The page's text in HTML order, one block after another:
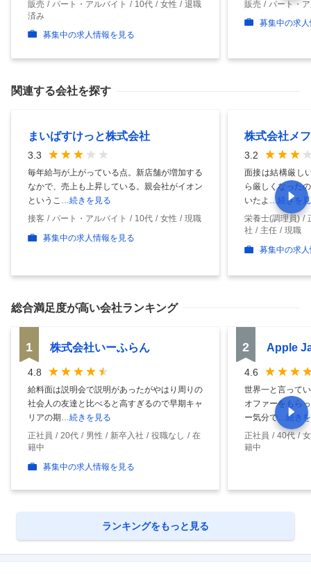
販売
パート・アルバイト 10代 女性
退職
済み
募集中の求人情報を見る
販売
パート・
募集中の求
関連する会社を探す
まいばすけっと株式会社
3.3
毎年給与が上がっている点。新店舗が増加する
なかで、売上も上昇している。親会社がイオン
というこ …続きを見る
接客
パート・アルバイト 10代 女性
現職
募集中の求人情報を見る
株式会社メ
3.2
面接は結構厳し
ら厳しくなった
いたよ …続きを
栄養士(調理員)
社
主任
現職
募集中の求
総合満足度が高い会社ランキング
1 株式会社いーふらん
4.8
給料面は説明会で説明があったがやはり周りの
社会人の友達と比べると高すぎるので早期キャ
リアの期 …続きを見る
正社員
20代 男性 新卒入社 役職なし
在
籍中
募集中の求人情報を見る
2 Apple
4.6
世界一と言って
オファーをもら
ー気分で …続き
正社員
40代
籍中
ランキングをもっと見る